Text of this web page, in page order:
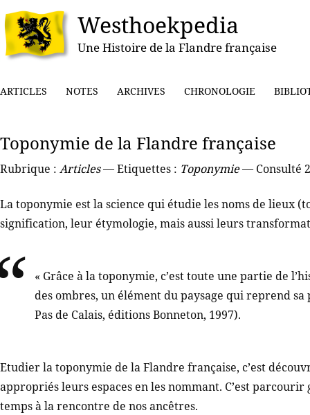
Westhoekpedia
Une Histoire de la Flandre française
ARTICLES NOTES ARCHIVES CHRONOLOGIE
Toponymie de la Flandre française
Rubrique : Articles— Etiquettes : Toponymie— Consulté
La toponymie est la science qui étudie les noms de lieux
signification, leur étymologie, mais aussi leurs
« Grâce à la toponymie, c’est toute une partie de
des ombres, un élément du paysage qui reprend
Pas de Calais, éditions Bonneton, 1997).
Etudier la toponymie de la Flandre française, c’est
appropriés leurs espaces en les nommant. C’est
temps à la rencontre de nos ancêtres.